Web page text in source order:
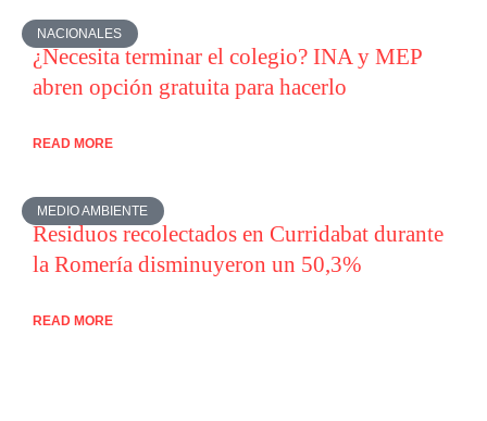
NACIONALES
¿Necesita terminar el colegio? INA y MEP
abren opción gratuita para hacerlo
READ MORE
MEDIO AMBIENTE
Residuos recolectados en Curridabat durante
la Romería disminuyeron un 50,3%
READ MORE